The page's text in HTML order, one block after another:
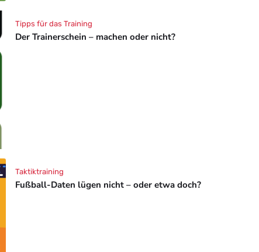
Der Trainerschein – machen oder nicht?
Tipps für das Training
Fußball-Daten lügen nicht – oder etwa doch?
Taktiktraining